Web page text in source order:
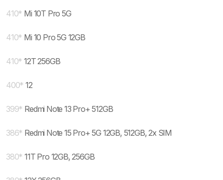
410* Mi 10T Pro 5G
410* Mi 10 Pro 5G 12GB
410* 12T 256GB
400* 12
399* Redmi Note 13 Pro+ 512GB
386* Redmi Note 15 Pro+ 5G 12GB, 512GB, 2x SIM
380* 11T Pro 12GB, 256GB